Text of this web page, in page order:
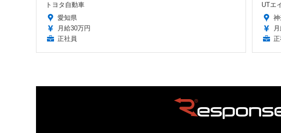
トヨタ自動車
愛知県
月給30万円
正社員
UTエ